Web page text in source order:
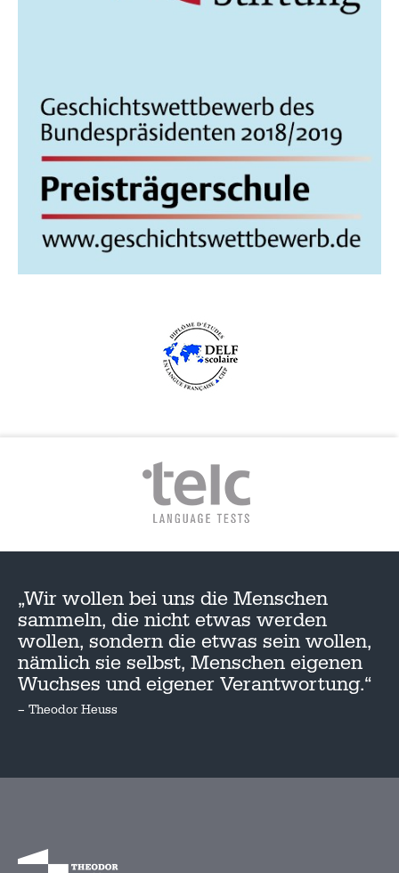
„Wir wollen bei uns die Menschen
sammeln, die nicht etwas werden
wollen, sondern die etwas sein wollen,
nämlich sie selbst, Menschen eigenen
Wuchses und eigener Verantwortung.“
– Theodor Heuss